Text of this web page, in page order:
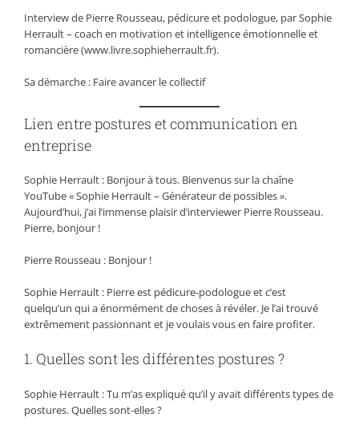
Interview de Pierre Rousseau, pédicure et podologue, par Sophie
Herrault – coach en motivation et intelligence émotionnelle et
romancière (www.livre.sophieherrault.fr).
Sa démarche : Faire avancer le collectif
Lien entre postures et communication en
entreprise
Sophie Herrault : Bonjour à tous. Bienvenus sur la chaîne
YouTube « Sophie Herrault – Générateur de possibles ».
Aujourd’hui, j’ai l’immense plaisir d’interviewer Pierre Rousseau.
Pierre, bonjour !
Pierre Rousseau : Bonjour !
Sophie Herrault : Pierre est pédicure-podologue et c’est
quelqu’un qui a énormément de choses à révéler. Je l’ai trouvé
extrêmement passionnant et je voulais vous en faire profiter.
1. Quelles sont les différentes postures ?
Sophie Herrault : Tu m’as expliqué qu’il y avait différents types de
postures. Quelles sont-elles ?